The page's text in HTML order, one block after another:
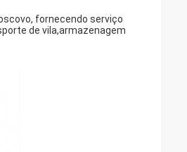
fornecendo serviço
de vila,armazenagem